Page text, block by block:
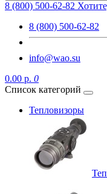
8 (800) 500-62-82
8 (800) 500-62-82
info@wao.su
0.00 р. 0
Список категорий
Тепловизоры